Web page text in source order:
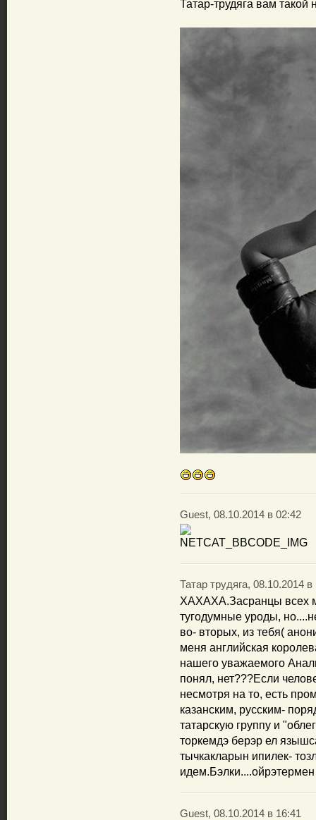
Татар-трудяга вам такой
Guest, 08.10.2014 в 02:42
Татар трудяга, 08.10.2014 в
ХАХАХА.Засранцы всех
тугодумные уроды,
во- вторых, из тебя(
меня английская
нашего уважаемого
понял, нет???Если
несмотря на то, есть
казанским, русским-
татарскую группу и
торкемдэ берэр ел
тычкакларын ипилек-
идем.Бэлки....ойрэтермен
Guest, 08.10.2014 в 16:41